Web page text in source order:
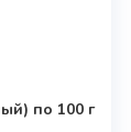
по 100 г